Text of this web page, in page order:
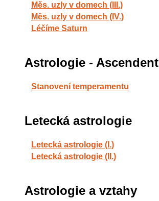
Měs. uzly v domech (III.)
Měs. uzly v domech (IV.)
Léčíme Saturn
Astrologie - Ascendent
Stanovení temperamentu
Letecká astrologie
Letecká astrologie (I.)
Letecká astrologie (II.)
Astrologie a vztahy